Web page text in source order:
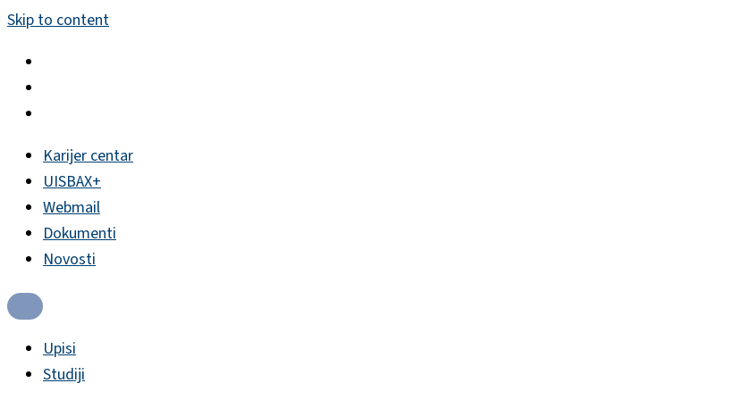
Skip to content
Karijer centar
UISBAX+
Webmail
Dokumenti
Novosti
Upisi
Studiji